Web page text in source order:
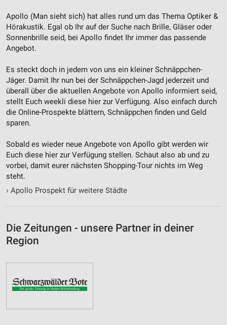
Apollo (Man sieht sich) hat alles rund um das Thema Optiker &
Hörakustik. Egal ob Ihr auf der Suche nach Brille, Gläser oder
Sonnenbrille seid, bei Apollo findet Ihr immer das passende
Angebot.
Es steckt doch in jedem von uns ein kleiner Schnäppchen-
Jäger. Damit Ihr nun bei der Schnäppchen-Jagd jederzeit und
überall über die aktuellen Angebote von Apollo informiert seid,
stellt Euch weekli diese hier zur Verfügung. Also einfach durch
die Online-Prospekte blättern, Schnäppchen finden und Geld
sparen.
Sobald es wieder neue Angebote von Apollo gibt werden wir
Euch diese hier zur Verfügung stellen. Schaut also ab und zu
vorbei, damit eurer nächsten Shopping-Tour nichts im Weg
steht.
› Apollo Prospekt für weitere Städte
Die Zeitungen - unsere Partner in deiner
Region